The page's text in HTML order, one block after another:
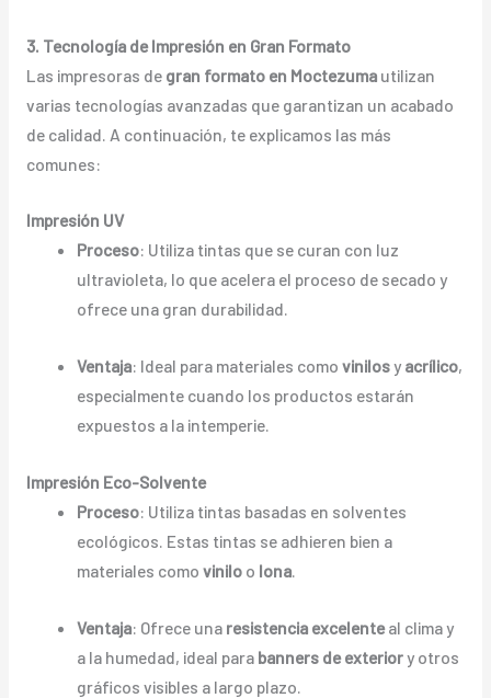
3. Tecnología de Impresión en Gran Formato
Las impresoras de gran formato en Moctezumautilizan
varias tecnologías avanzadas que garantizan un acabado
de calidad. A continuación, te explicamos las más
comunes:
Impresión UV
Proceso: Utiliza tintas que se curan con luz
ultravioleta, lo que acelera el proceso de secado y
ofrece una gran durabilidad.
Ventaja: Ideal para materiales comovinilosy acrílico,
especialmente cuando los productos estarán
expuestos a la intemperie.
Impresión Eco-Solvente
Proceso: Utiliza tintas basadas en solventes
ecológicos. Estas tintas se adhieren bien a
materiales comovinilo o lona.
Ventaja: Ofrece una resistencia excelenteal clima y
a la humedad, ideal para banners de exteriory otros
gráficos visibles a largo plazo.